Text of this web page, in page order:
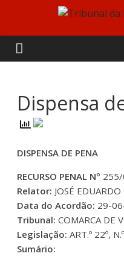
content
Tribunal
da
Relação
de
Coimbra
Dispensa
DISPENSA DE PENA
RECURSO PENAL Nº 255/
Relator: JOSÉ
Data do Acordão: 29-
Tribunal: COMARCA DE
Legislação:ART.º 22º,
Sumário: